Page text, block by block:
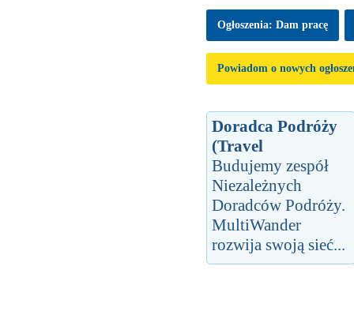
Ogłoszenia: Dam pracę
Powiadom o nowych
Doradca Podróży
(Travel
Budujemy zespół
Niezależnych
Doradców Podróży.
MultiWander
rozwija swoją sieć...